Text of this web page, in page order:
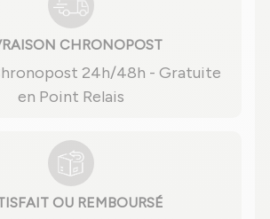
CHRONOPOST
24h/48h - Gratuite
en Point Relais
OU REMBOURSÉ